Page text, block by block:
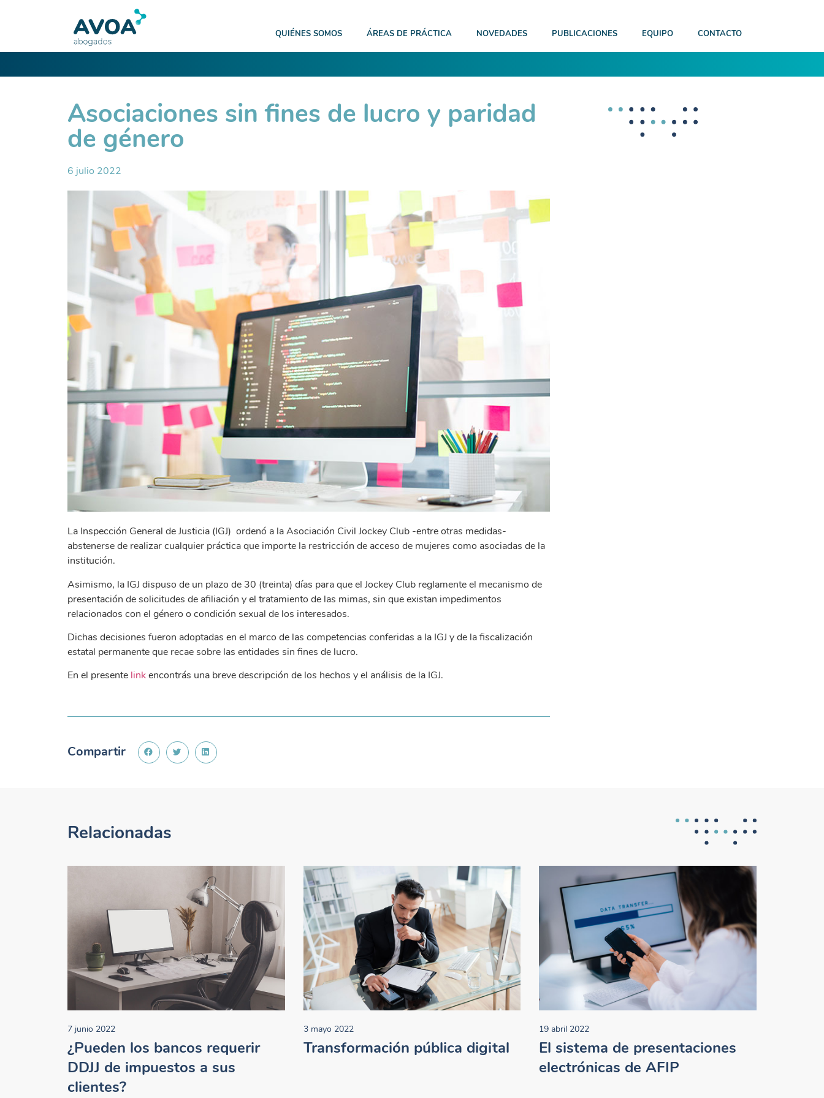
QUIÉNES SOMOS ÁREAS DE PRÁCTICA NOVEDADES PUBLICACIONES EQUIPO CONTACTO
Asociaciones sin fines de lucro y paridad
de género
6 julio 2022
La Inspección General de Justicia (IGJ) ordenó a la Asociación Civil Jockey Club -entre otras medidas-
abstenerse de realizar cualquier práctica que importe la restricción de acceso de mujeres como asociadas de la
institución.
Asimismo, la IGJ dispuso de un plazo de 30 (treinta) días para que el Jockey Club reglamente el mecanismo de
presentación de solicitudes de afiliación y el tratamiento de las mimas, sin que existan impedimentos
relacionados con el género o condición sexual de los interesados.
Dichas decisiones fueron adoptadas en el marco de las competencias conferidas a la IGJ y de la fiscalización
estatal permanente que recae sobre las entidades sin fines de lucro.
En el presente linkencontrás una breve descripción de los hechos y el análisis de la IGJ.
Compartir
Relacionadas
7 junio 2022
¿Pueden los bancos requerir
DDJJ de impuestos a sus
clientes?
3 mayo 2022
Transformación pública digital
19 abril 2022
El sistema de presentaciones
electrónicas de AFIP